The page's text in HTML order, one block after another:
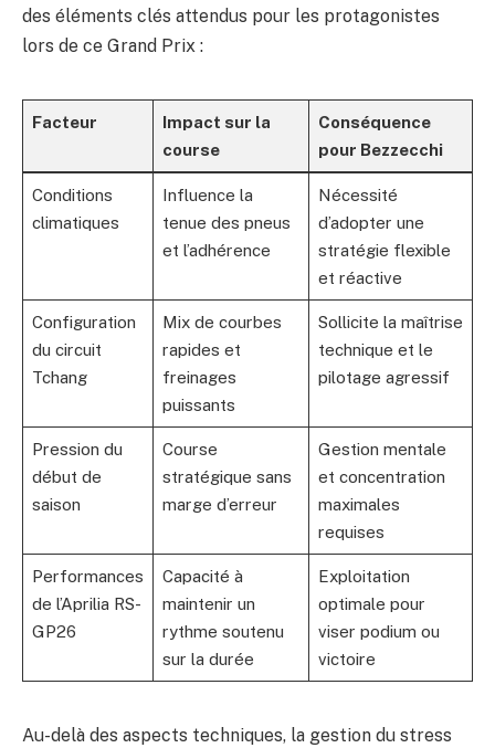
des éléments clés attendus pour les protagonistes
lors de ce Grand Prix :
Facteur
Impact sur la
course
Conséquence
pour Bezzecchi
Conditions
climatiques
Influence la
tenue des pneus
et l’adhérence
Nécessité
d’adopter une
stratégie flexible
et réactive
Configuration
du circuit
Tchang
Mix de courbes
rapides et
freinages
puissants
Sollicite la maîtrise
technique et le
pilotage agressif
Pression du
début de
saison
Course
stratégique sans
marge d’erreur
Gestion mentale
et concentration
maximales
requises
Performances
de l’Aprilia RS-
GP26
Capacité à
maintenir un
rythme soutenu
sur la durée
Exploitation
optimale pour
viser podium ou
victoire
Au-delà des aspects techniques, la gestion du stress